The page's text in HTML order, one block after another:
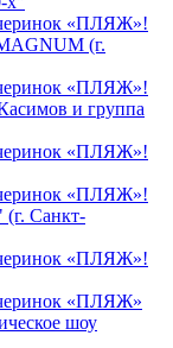
«ПЛЯЖ»!
(г.
«ПЛЯЖ»!
и группа
«ПЛЯЖ»!
«ПЛЯЖ»!
(г. Санкт-
«ПЛЯЖ»!
«ПЛЯЖ»
шоу